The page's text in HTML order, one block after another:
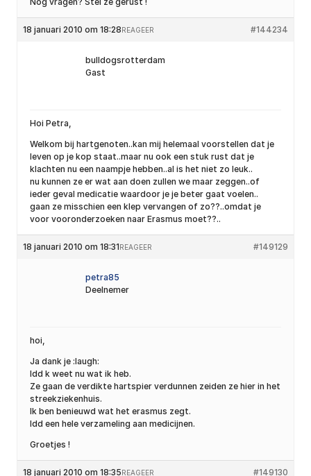
18 januari 2010 om 18:28 #144234
REAGEER
bulldogsrotterdam
Gast
Hoi Petra,
Welkom bij hartgenoten..kan mij helemaal voorstellen dat je
leven op je kop staat..maar nu ook een stuk rust dat je
klachten nu een naampje hebben..al is het niet zo leuk..
nu kunnen ze er wat aan doen zullen we maar zeggen..of
ieder geval medicatie waardoor je je beter gaat voelen..
gaan ze misschien een klep vervangen of zo??..omdat je
voor vooronderzoeken naar Erasmus moet??..
18 januari 2010 om 18:31 #149129
REAGEER
petra85
Deelnemer
hoi,
Ja dank je :laugh:
Idd k weet nu wat ik heb.
Ze gaan de verdikte hartspier verdunnen zeiden ze hier in het
streekziekenhuis.
Ik ben benieuwd wat het erasmus zegt.
Idd een hele verzameling aan medicijnen.
Groetjes !
18 januari 2010 om 18:35 #149130
REAGEER